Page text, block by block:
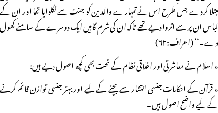
مبتلا کردے جس طرح اس نے تمہارے والدین کو جنت سے نکلوایا تھا اور ان کے
لباس ان پر سے اتروا دیے تھے تاکہ ان کی شرم گاہیں ایک دوسرے کے سامنے کھول
دے۔‘‘ (اعراف:۶۲)
٭ اسلام نے معاشرتی اور اخلاقی نظام کے تحت بھی کچھ اصول دیے ہیں:
٭ قرآن کے احکامات جنسی انتشار سے بچنے کے لیے اور بہتر جنسی توازن قائم کرنے
کے لیے واضح اصول ہیں۔